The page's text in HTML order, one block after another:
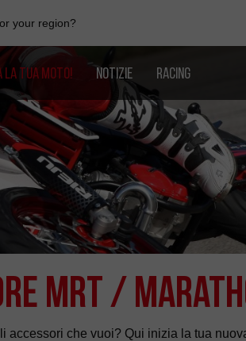
your region?
LA TUA MOTO! NOTIZIE RACING
MRT /
che vuoi? Qui inizia la tua